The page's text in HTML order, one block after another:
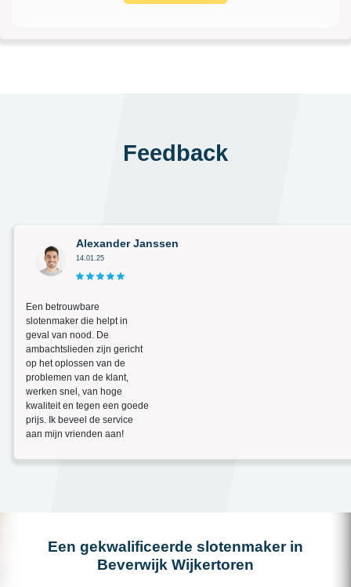
Feedback
Alexander Janssen
14.01.25
Een betrouwbare
slotenmaker die helpt in
geval van nood. De
ambachtslieden zijn gericht
op het oplossen van de
problemen van de klant,
werken snel, van hoge
kwaliteit en tegen een goede
prijs. Ik beveel de service
aan mijn vrienden aan!
Een gekwalificeerde slotenmaker in
Beverwijk Wijkertoren